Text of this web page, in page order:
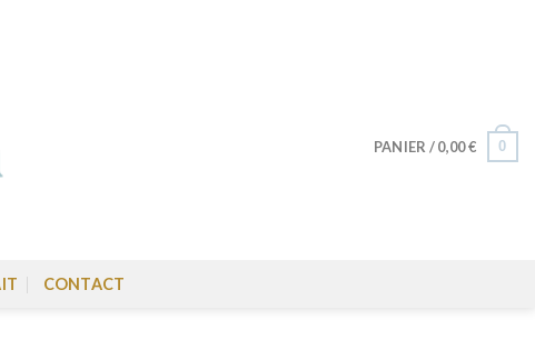
PANIER /0,00€ 0
CONTACT